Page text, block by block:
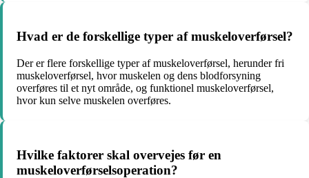
Hvad er de forskellige typer af muskeloverførsel?
Der er flere forskellige typer af muskeloverførsel, herunder fri
muskeloverførsel, hvor muskelen og dens blodforsyning
overføres til et nyt område, og funktionel muskeloverførsel,
hvor kun selve muskelen overføres.
Hvilke faktorer skal overvejes før en
muskeloverførselsoperation?